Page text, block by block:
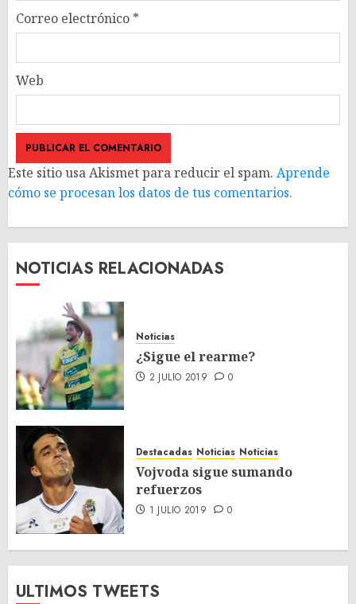
Correo electrónico *
Web
Este sitio usa Akismet para reducir el spam. Aprende
cómo se procesan los datos de tus comentarios.
NOTICIAS RELACIONADAS
Noticias
¿Sigue el rearme?
2 JULIO 2019 0
Destacadas Noticias Noticias
Vojvoda sigue sumando
refuerzos
1 JULIO 2019 0
ULTIMOS TWEETS